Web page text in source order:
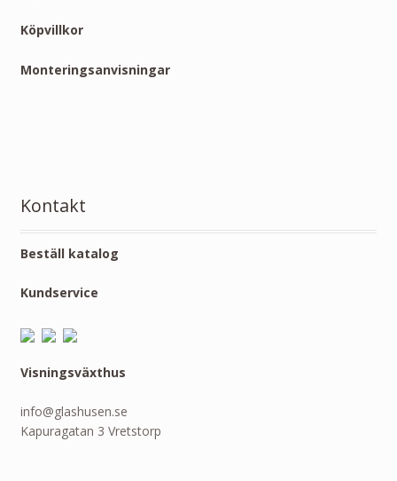
Köpvillkor
Monteringsanvisningar
Kontakt
Beställ katalog
Kundservice
Visningsväxthus
info@glashusen.se
Kapuragatan 3 Vretstorp